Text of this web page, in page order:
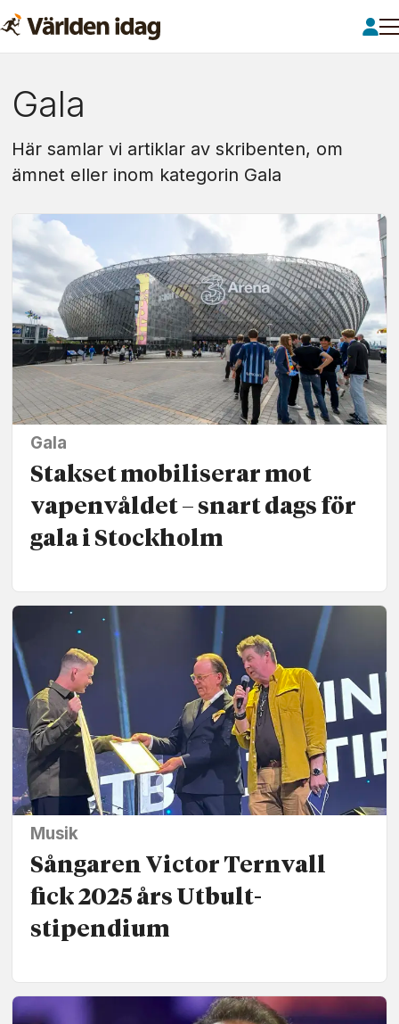
Om:
gala
Gala
Här samlar vi artiklar av skribenten, om
ämnet eller inom kategorin Gala
Gala
Stakset mobiliserar mot
vapen­våldet – snart dags för
gala i Stockholm
Musik
Sångaren Victor Ternvall
fick 2025 års Utbult­
stipendium